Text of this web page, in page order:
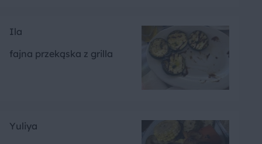
Ila
fajna przekąska z grilla
Yuliya